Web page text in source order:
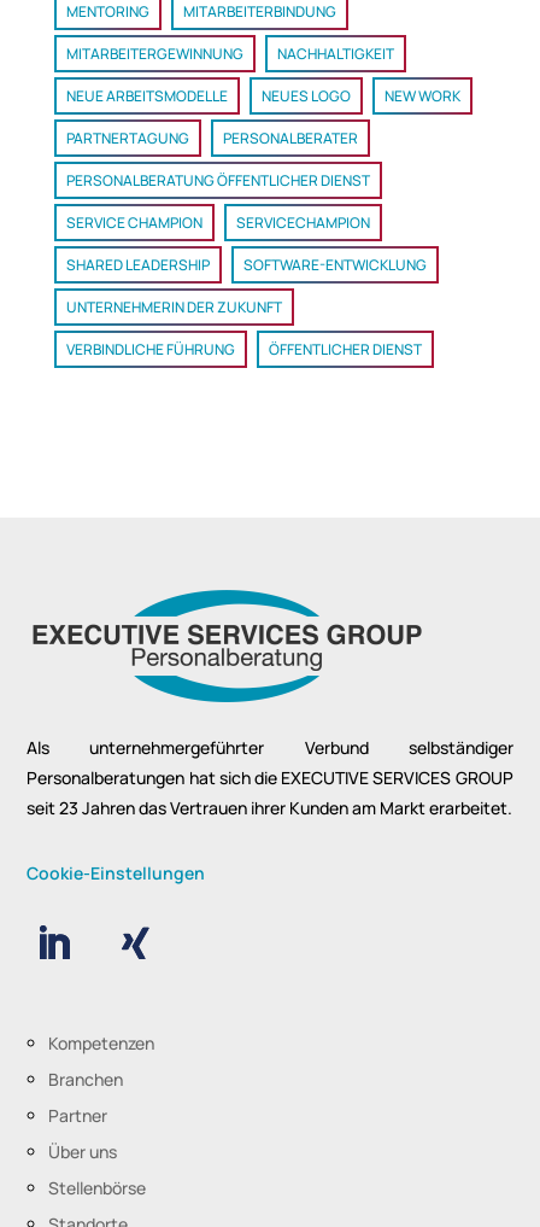
MENTORING MITARBEITERBINDUNG
MITARBEITERGEWINNUNG NACHHALTIGKEIT
NEUE ARBEITSMODELLE NEUES LOGO NEW WORK
PARTNERTAGUNG PERSONALBERATER
PERSONALBERATUNG ÖFFENTLICHER DIENST
SERVICE CHAMPION SERVICECHAMPION
SHARED LEADERSHIP SOFTWARE-ENTWICKLUNG
UNTERNEHMERIN DER ZUKUNFT
VERBINDLICHE FÜHRUNG ÖFFENTLICHER DIENST
Als unternehmergeführter Verbund selbständiger
Personalberatungen hat sich die EXECUTIVE SERVICES GROUP
seit 23 Jahren das Vertrauen ihrer Kunden am Markt erarbeitet.
Cookie-Einstellungen
Kompetenzen
Branchen
Partner
Über uns
Stellenbörse